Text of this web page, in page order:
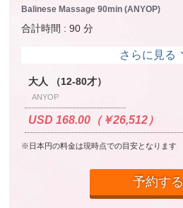
Balinese Massage 90min (ANYOP)
合計時間 : 90 分
大人 （12-80才）
ANYOP
USD 168.00（￥26,512）
※日本円の料金は現時点での目安となります
予約する